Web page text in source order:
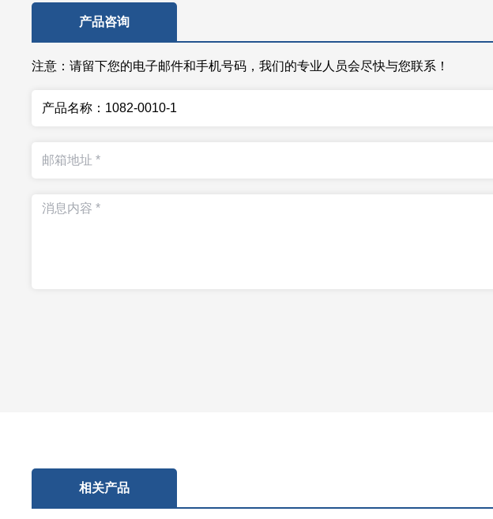
产品咨询
注意：请留下您的电子邮件和手机号码，我们的专业人员会尽快与您联系！
相关产品